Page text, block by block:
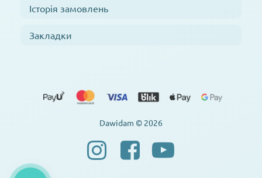
Історія замовлень
Закладки
Dawidam © 2026